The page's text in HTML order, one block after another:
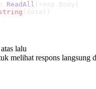
ReadAll (resp.Body)
(data))
lalu
melihat respons langsung